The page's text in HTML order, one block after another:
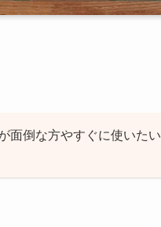
面倒な方やすぐに使いたい